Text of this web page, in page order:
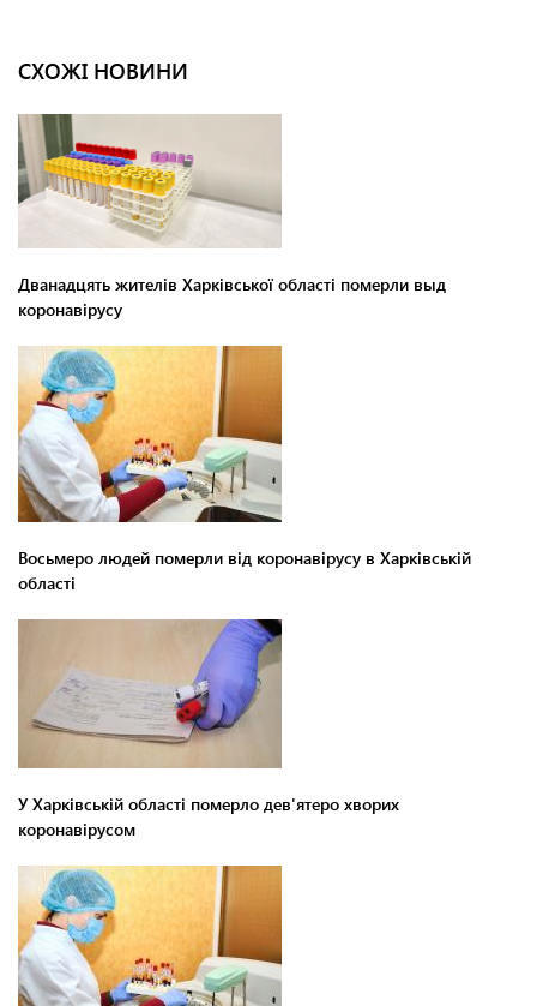
СХОЖІ НОВИНИ
Дванадцять жителів Харківської області померли выд
коронавірусу
Восьмеро людей померли від коронавірусу в Харківській
області
У Харківській області померло дев'ятеро хворих
коронавірусом